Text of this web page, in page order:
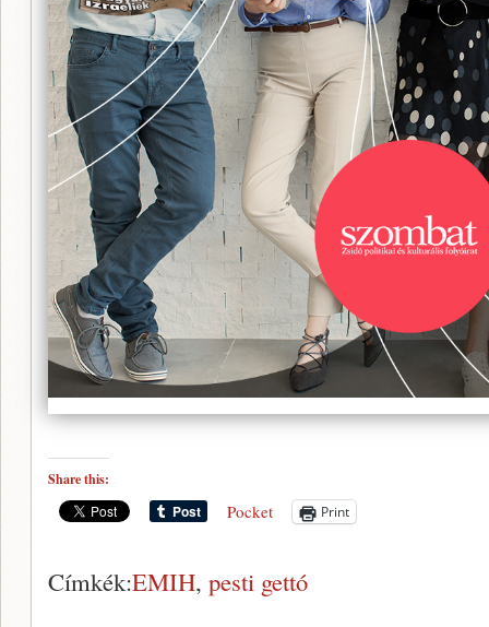
Share this:
Pocket Print
Címkék:EMIH, pesti gettó